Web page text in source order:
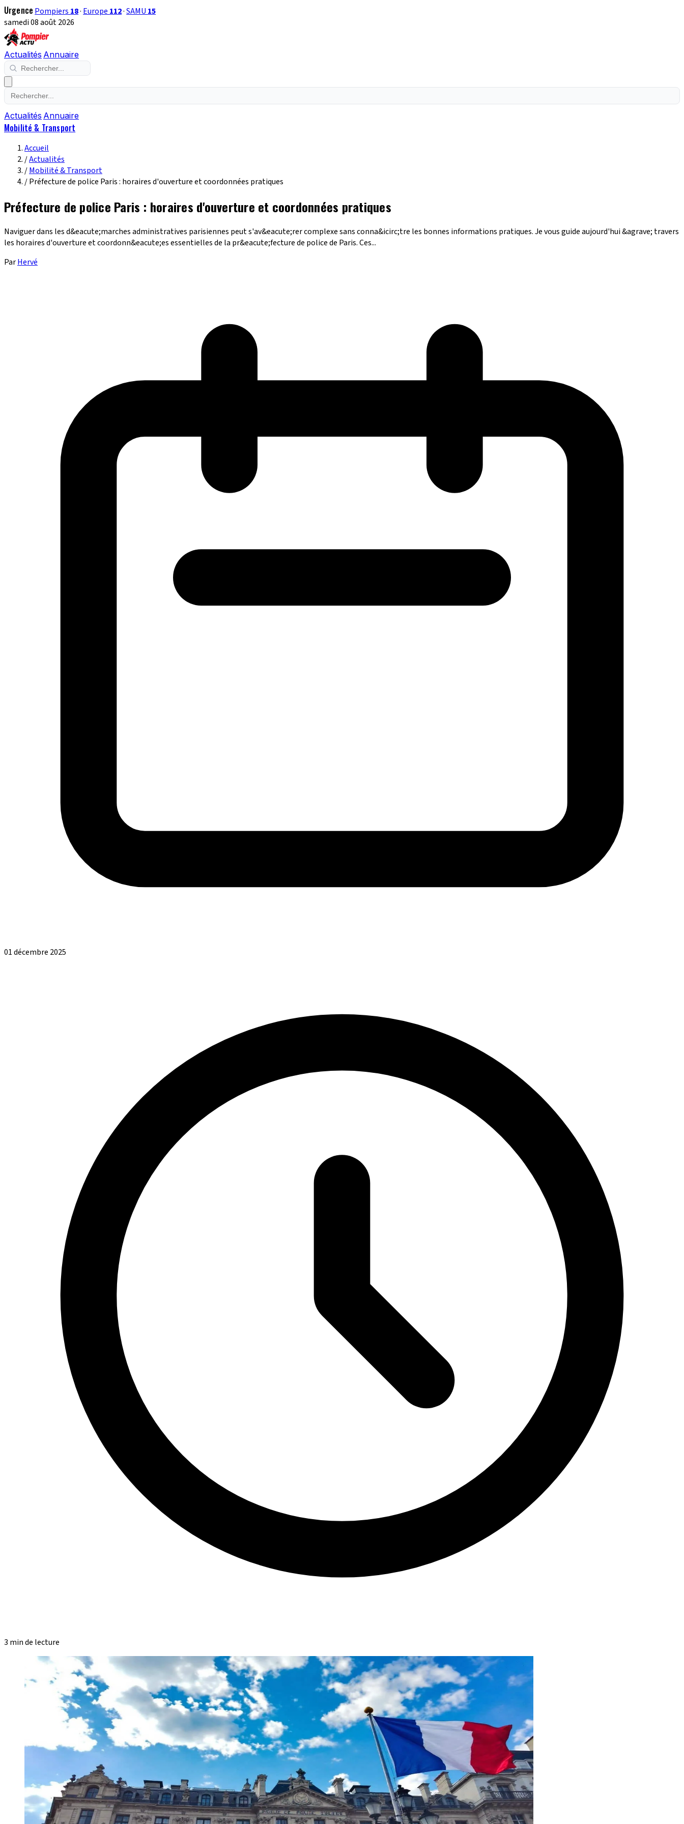
Urgence Pompiers 18· Europe 112·SAMU 15
samedi 08 août 2026
Actualités Annuaire
Actualités Annuaire
Mobilité & Transport
Accueil
/Actualités
/Mobilité & Transport
/Préfecture de police Paris : horaires d'ouverture et coordonnées pratiques
Préfecture de police Paris : horaires d'ouverture et coordonnées pratiques
Naviguer dans les d&eacute;marches administratives parisiennes peut s'av&eacute;rer complexe sans conna&icirc;tre les bonnes informations pratiques. Je vous guide aujourd'hui &agrave; travers
les horaires d'ouverture et coordonn&eacute;es essentielles de la pr&eacute;fecture de police de Paris. Ces...
ParHervé
01 décembre 2025
3 min de lecture